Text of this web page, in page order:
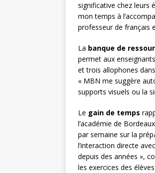
significative chez leurs
mon temps à
professeur de français
La banque de
permet aux
et trois allophones
« MBN me suggère
supports visuels ou la
Le gain de temps
l’académie de
par semaine sur la
l’interaction directe
depuis des années »,
les exercices des